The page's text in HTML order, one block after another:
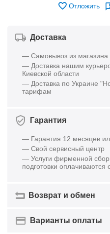
Отложить
Доставка
— Самовывоз из магазина
— Доставка нашим
Киевской области
— Доставка по Украине
тарифам
Гарантия
— Гарантия 12 месяцев
— Свой сервисный центр
— Услуги фирменной
подготовки оплачиваются
Возврат и обмен
Варианты оплаты